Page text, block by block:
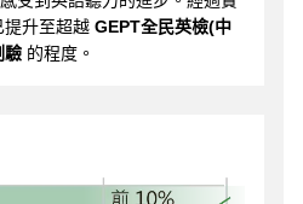
提升至超越 GEPT全民英檢(中
驗 的程度。